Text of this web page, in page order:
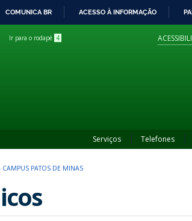
COMUNICA BR ACESSO À INFORMAÇÃO
Ir para o rodapé 4
Serviços Telefones
PATOS DE MINAS